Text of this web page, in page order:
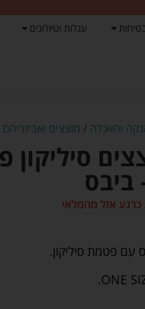
עגלות וטיולונים
והאכלה / מוצצים ואביזריהם
אזל מהמלאי
עם פטמת סיליקון.